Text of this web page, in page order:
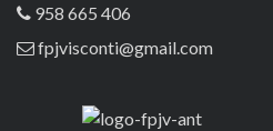
958 665 406
fpjvisconti@gmail.com